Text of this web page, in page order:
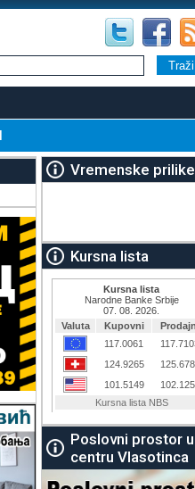
Vremenske prilike
Kursna lista
Poslovni prostor u
centru Vlasotinca